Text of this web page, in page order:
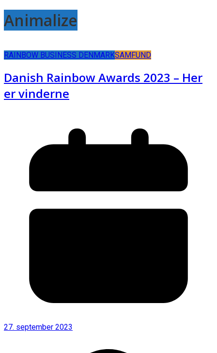
Animalize
RAINBOW BUSINESS DENMARKSAMFUND
Danish Rainbow Awards 2023 – Her
er vinderne
27. september 2023